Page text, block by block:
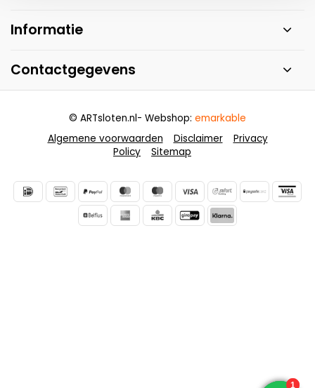
Informatie
Contactgegevens
Algemene voorwaarden Disclaimer
Privacy
Policy
Sitemap
© ARTsloten.nl- Webshop: emarkable